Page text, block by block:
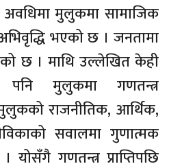
अवधिमा मुलुकमा सामाजिक
भएको छ । जनतामा
छ । माथि उल्लेखित केही
पनि मुलुकमा गणतन्त्र
मुलुकको राजनीतिक, आर्थिक,
सवालमा गुणात्मक
गणतन्त्र प्राप्तिपछि